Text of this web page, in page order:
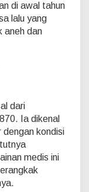
di awal tahun
lalu yang
aneh dan
dari
Ia dikenal
dengan kondisi
medis ini